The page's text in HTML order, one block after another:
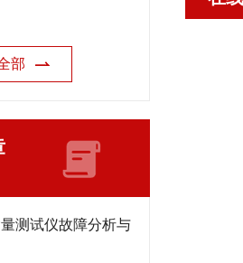
部
测试仪故障分析与